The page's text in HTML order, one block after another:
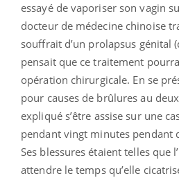
essayé de vaporiser son vagin
docteur de médecine chinoise
souffrait d’un prolapsus génital
pensait que ce traitement
opération chirurgicale. En se
pour causes de brûlures au
expliqué s’être assise sur une
pendant vingt minutes pendant
Ses blessures étaient telles que
attendre le temps qu’elle